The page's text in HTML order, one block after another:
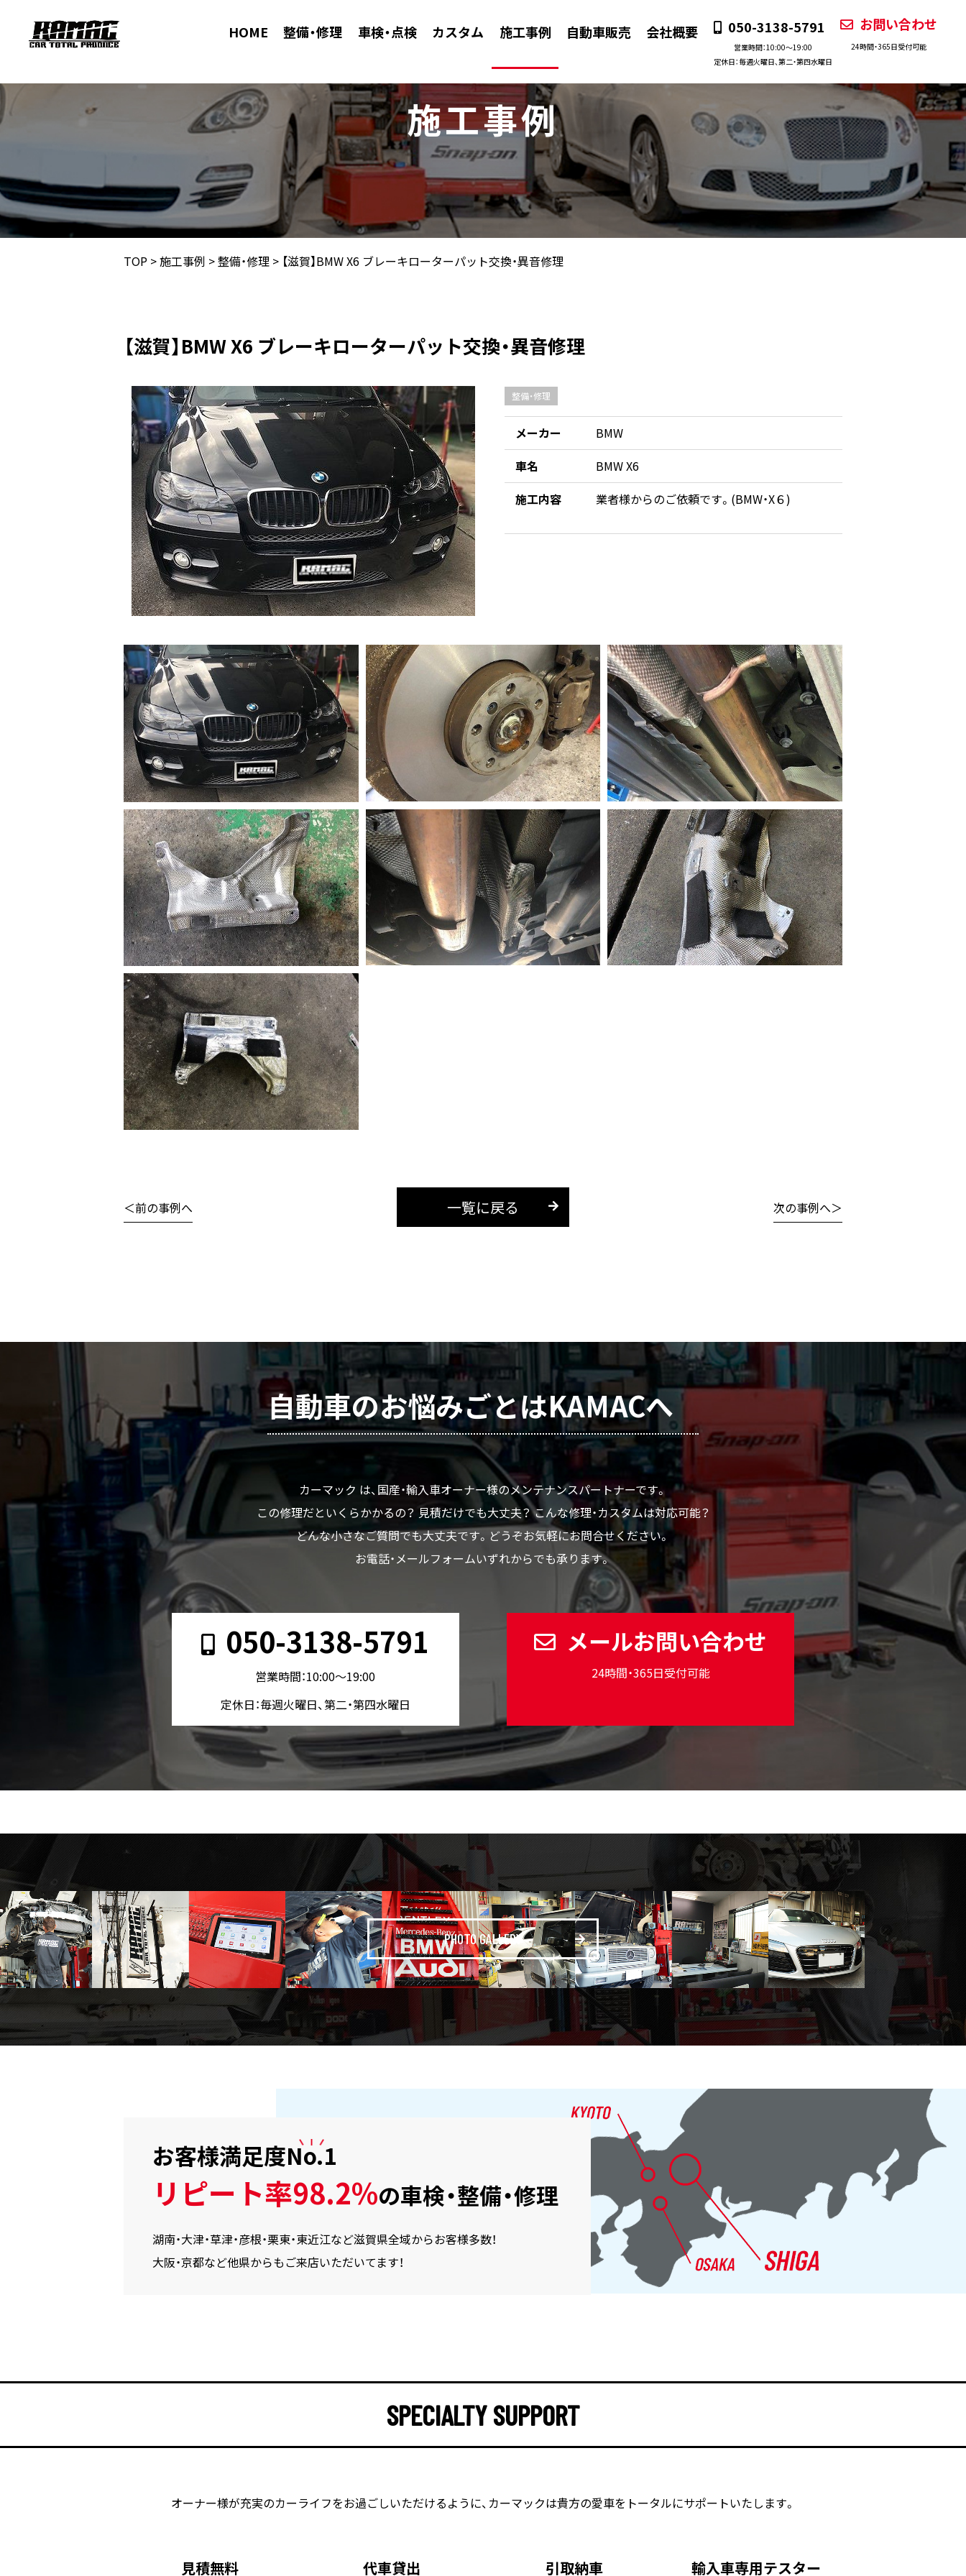
HOME 整備・修理 車検・点検 カスタム 施工事例 自動車販売 会社概要 050-3138-5791
営業時間：10:00〜19:00
定休日：毎週火曜日、第二・第四水曜日
お問い合わせ
24時間・365日受付可能
施工事例
TOP >施工事例 >整備・修理 > 【滋賀】BMW X6 ブレーキローターパット交換・異音修理
【滋賀】BMW X6 ブレーキローターパット交換・異音修理
整備・修理
メーカー
BMW
車名
BMW X6
施工内容
業者様からのご依頼です。(BMW・X６)
前の事例へ 一覧に戻る 次の事例へ
自動車のお悩みごとはKAMACへ
カーマック は、国産・輸入車オーナー様のメンテナンスパートナーです。
この修理だといくらかかるの？ 見積だけでも大丈夫？ こんな修理・カスタムは対応可能？
どんな小さなご質問でも大丈夫です。どうぞお気軽にお問合せください。
お電話・メールフォームいずれからでも承ります。
050-3138-5791
営業時間：10:00〜19:00
定休日：毎週火曜日、第二・第四水曜日
メールお問い合わせ
24時間・365日受付可能
PHOTO GALLERY
お客様満足度No.1
リピート率98.2%の車検・整備・修理
湖南・大津・草津・彦根・栗東・東近江など滋賀県全域からお客様多数！
大阪・京都など他県からもご来店いただいてます！
SPECIALTY SUPPORT
オーナー様が充実のカーライフをお過ごしいただけるように、 カーマックは貴方の愛車をトータルにサポートいたします。
見積無料 代車貸出 引取納車 輸入車専用テスター